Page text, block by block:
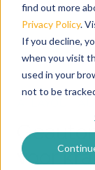
find out more
Privacy Policy.
If you decline,
when you visit
used in your
not to be
voor